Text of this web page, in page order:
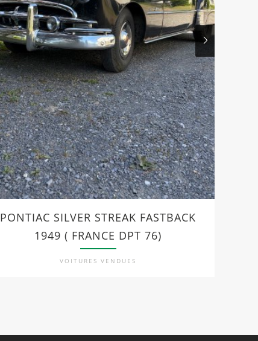
PONTIAC SILVER STREAK FASTBACK
1949 ( FRANCE DPT 76)
VOITURES VENDUES